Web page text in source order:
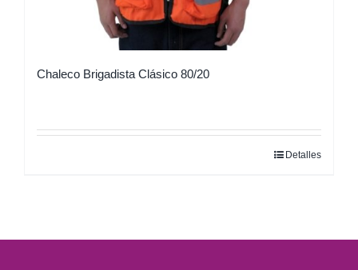
Chaleco Brigadista Clásico 80/20
variantes.
Detalles